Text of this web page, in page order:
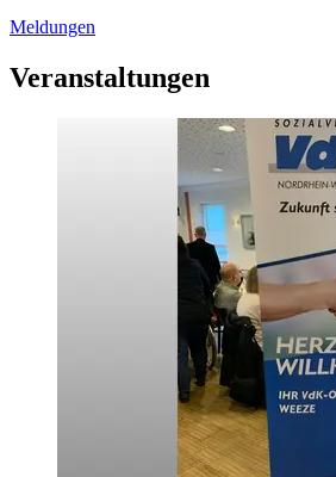
Meldungen
Veranstaltungen